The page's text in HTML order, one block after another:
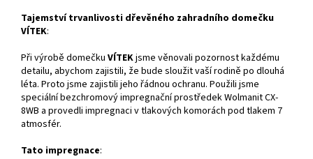
Tajemství trvanlivosti dřevěného zahradního domečku
VÍTEK:
Při výrobě domečku VÍTEKjsme věnovali pozornost každému
detailu, abychom zajistili, že bude sloužit vaší rodině po dlouhá
léta. Proto jsme zajistili jeho řádnou ochranu. Použili jsme
speciální bezchromový impregnační prostředek Wolmanit CX-
8WB a provedli impregnaci v tlakových komorách pod tlakem 7
atmosfér.
Tato impregnace: